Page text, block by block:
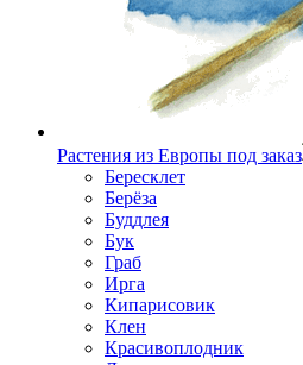
Растения из Европы под заказ
Бересклет
Берёза
Буддлея
Бук
Граб
Ирга
Кипарисовик
Клен
Красивоплодник